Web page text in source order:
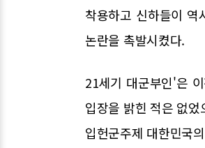
착용하고 신하들이
논란을 촉발시켰다.
21세기 대군부인'은
입장을 밝힌 적은 없
입헌군주제 대한민국